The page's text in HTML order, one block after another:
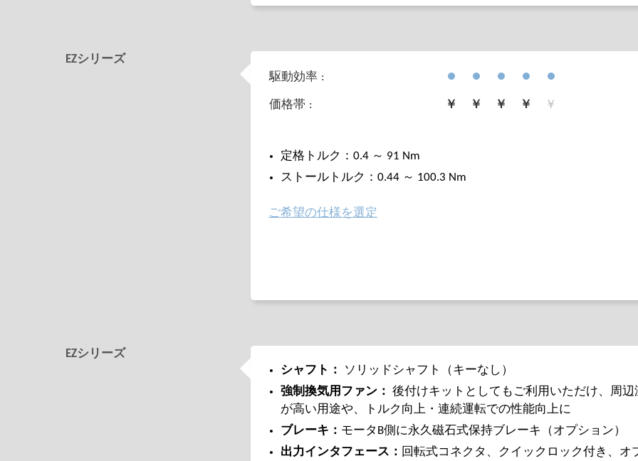
EZシリーズ
駆動効率 :
価格帯 : ￥ ￥ ￥ ￥ ￥
定格トルク：0.4 ～ 91 Nm
ストールトルク：0.44 ～ 100.3 Nm
ご希望の仕様を選定
EZシリーズ
シャフト：
ソリッドシャフト（キーなし）
強制換気用ファン： 後付けキットとしてもご利用いただけ、周辺
が高い用途や、トルク向上・連続運転での性能向上に
ブレーキ： モータB側に永久磁石式保持ブレーキ（オプション）
出力インタフェース： 回転式コネクタ、クイックロック付き、オ